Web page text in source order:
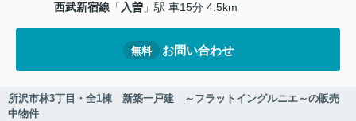
西武新宿線 「入曽 」駅 車15分 4.5km
無料 お問い合わせ
所沢市林3丁目・全1棟 新築一戸建 ～フラットイングルニエ～の販売
中物件